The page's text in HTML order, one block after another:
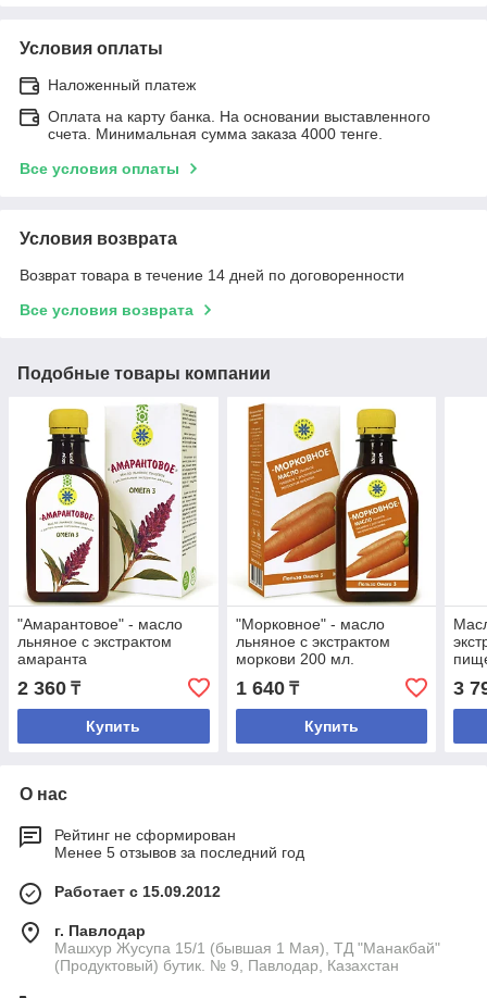
Условия оплаты
Наложенный платеж
Оплата на карту банка. На основании выставленного
счета. Минимальная сумма заказа 4000 тенге.
Все условия оплаты
Условия возврата
Возврат товара в течение 14 дней по договоренности
Все условия возврата
Подобные товары компании
"Амарантовое" - масло
льняное с экстрактом
амаранта
2 360 ₸
Купить
"Морковное" - масло
льняное с экстрактом
моркови 200 мл.
1 640₸
Купить
3
О нас
Рейтинг не сформирован
Менее 5 отзывов за последний год
Работает с 15.09.2012
г. Павлодар
Машхур Жусупа 15/1 (бывшая 1 Мая), ТД "Манакбай"
(Продуктовый) бутик. № 9, Павлодар, Казахстан